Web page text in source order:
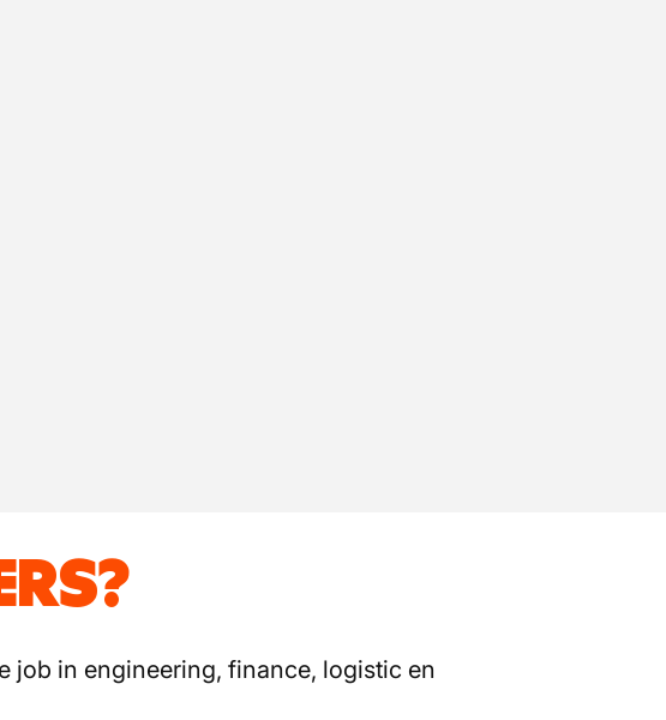
job in engineering, finance, logistic en